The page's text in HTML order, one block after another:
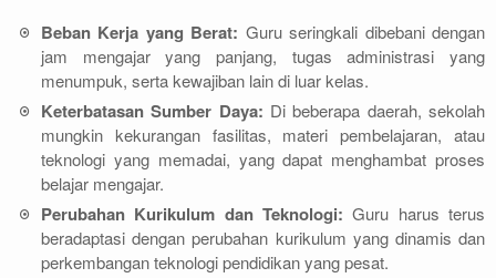
Beban Kerja yang Berat: Guru seringkali dibebani dengan
jam mengajar yang panjang, tugas administrasi yang
menumpuk, serta kewajiban lain di luar kelas.
Keterbatasan Sumber Daya: Di beberapa daerah, sekolah
mungkin kekurangan fasilitas, materi pembelajaran, atau
teknologi yang memadai, yang dapat menghambat proses
belajar mengajar.
Perubahan Kurikulum dan Teknologi: Guru harus terus
beradaptasi dengan perubahan kurikulum yang dinamis dan
perkembangan teknologi pendidikan yang pesat.